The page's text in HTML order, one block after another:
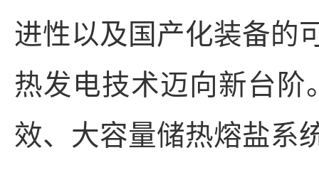
进性以及国产化装备的
热发电技术迈向新台
效、大容量储热熔盐系